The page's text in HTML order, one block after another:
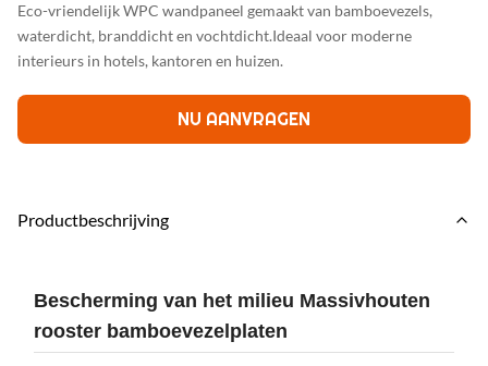
Eco-vriendelijk WPC wandpaneel gemaakt van bamboevezels,
waterdicht, branddicht en vochtdicht.Ideaal voor moderne
interieurs in hotels, kantoren en huizen.
NU AANVRAGEN
Productbeschrijving
Bescherming van het milieu Massivhouten
rooster bamboevezelplaten